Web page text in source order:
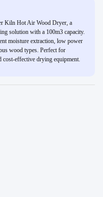
Kiln Hot Air Wood Dryer, a
solution with a 100m3 capacity.
moisture extraction, low power
wood types. Perfect for
cost-effective drying equipment.